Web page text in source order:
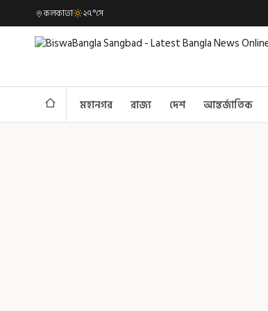
কলকাতা ২৭°সে
মহানগর রাজ্য দেশ আন্তর্জাতিক